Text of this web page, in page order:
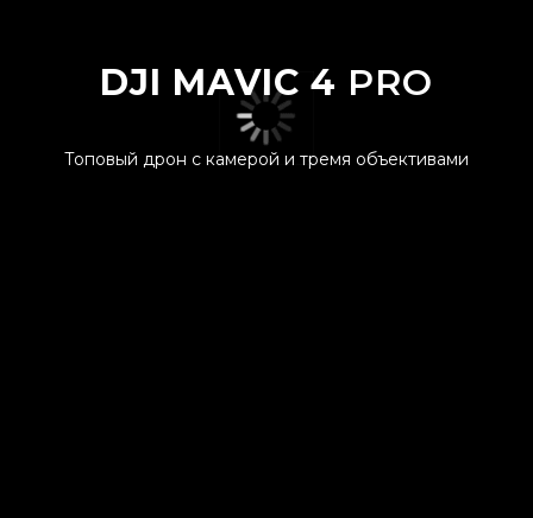
DJI MAVIC 4 PRO
Топовый дрон с камерой и тремя объективами